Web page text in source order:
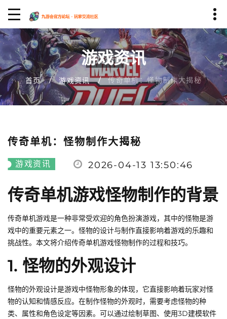
游戏资讯
首页 游戏资讯 传奇单机：怪物制作大揭秘
传奇单机：怪物制作大揭秘
游戏资讯 2026-04-13 13:50:46
传奇单机游戏怪物制作的背景
传奇单机游戏是一种非常受欢迎的角色扮演游戏，其中的怪物是游
戏中的重要元素之一。怪物的设计与制作直接影响着游戏的乐趣和
挑战性。本文将介绍传奇单机游戏怪物制作的过程和技巧。
1. 怪物的外观设计
怪物的外观设计是游戏中怪物形象的体现，它直接影响着玩家对怪
物的认知和情感反应。在制作怪物的外观时，需要考虑怪物的种
类、属性和角色设定等因素。可以通过绘制草图、使用3D建模软件